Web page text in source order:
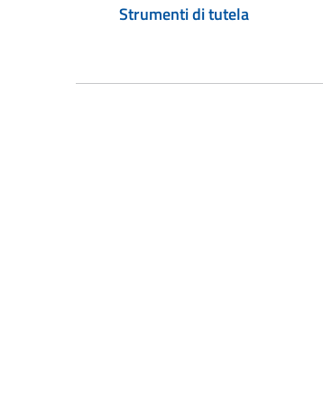
Strumenti di tutela